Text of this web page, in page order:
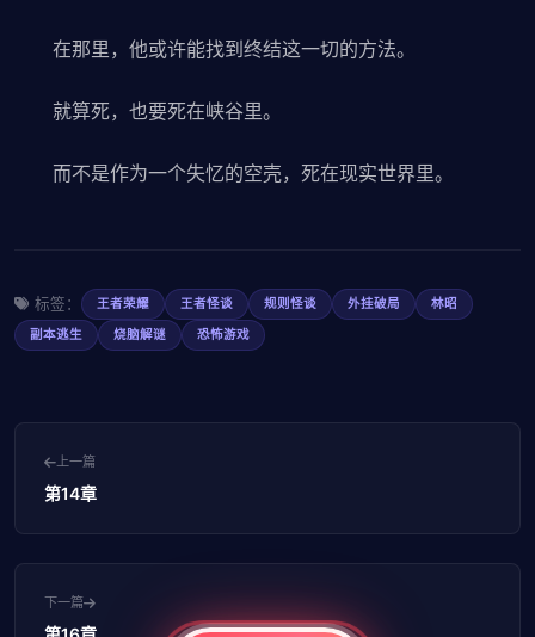
在那里，他或许能找到终结这一切的方法。
就算死，也要死在峡谷里。
而不是作为一个失忆的空壳，死在现实世界里。
标签： 王者荣耀 王者怪谈 规则怪谈 外挂破局
林昭
副本逃生
烧脑解谜 恐怖游戏
上一篇
第14章
下一篇